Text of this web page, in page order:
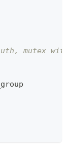
mutex